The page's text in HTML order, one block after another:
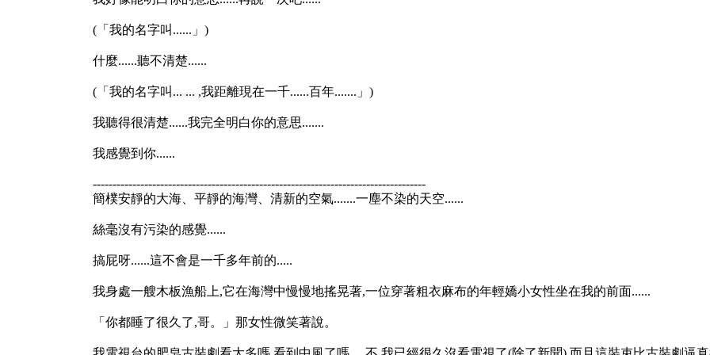
(「我的名字叫......」)
什麼......聽不清楚......
(「我的名字叫... ... ,我距離現在一千......百年.......」)
我聽得很清楚......我完全明白你的意思.......
我感覺到你......
------------------------------------------------------------------------------------
簡樸安靜的大海、平靜的海灣、清新的空氣.......一塵不染的天空......
絲毫沒有污染的感覺......
搞屁呀......這不會是一千多年前的.....
我身處一艘木板漁船上,它在海灣中慢慢地搖晃著,一位穿著粗衣麻布的年輕嬌小女性坐在我的前面......
「你都睡了很久了,哥。」那女性微笑著說。